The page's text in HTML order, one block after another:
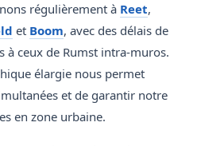
régulièrement à Reet,
et Boom, avec des délais de
à ceux de Rumst intra-muros.
élargie nous permet
et de garantir notre
en zone urbaine.